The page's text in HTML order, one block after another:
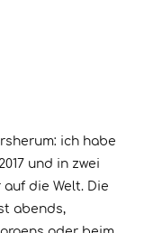
ich habe
und in zwei
die Welt. Die
abends,